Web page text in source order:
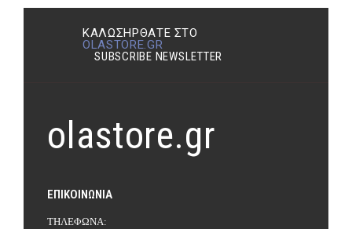
ΚΑΛΩΣΉΡΘΑΤΕ ΣΤΟ
OLASTORE.GR
SUBSCRIBE NEWSLETTER
olastore.gr
ΕΠΙΚΟΙΝΩΝΊΑ
ΤΗΛΈΦΩΝΑ: